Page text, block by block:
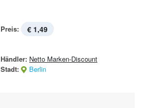
Preis: € 1,49
Händler: Netto Marken-Discount
Stadt:
Berlin